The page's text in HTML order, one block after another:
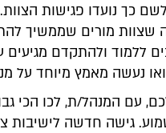
כך נועדו פגישות
שצוות מורים שממשיך
ללמוד ולהתקדם
נעשה מאמץ מיוחד על
עם המנהל/ת, לכו הכי
גישה חדשה לישיבות